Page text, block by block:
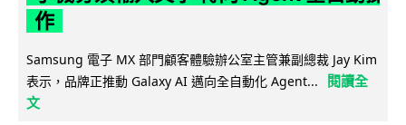
作
Samsung 電子 MX 部門顧客體驗辦公室主管兼副總裁 Jay Kim
表示，品牌正推動 Galaxy AI 邁向全自動化 Agent...
閱讀全
文